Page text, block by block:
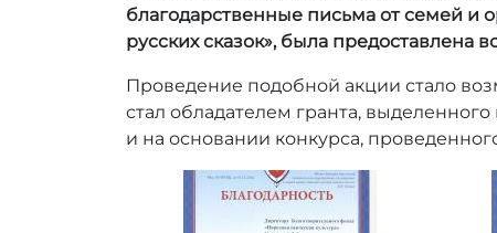
о
р
r
r
a
d
m
i
благодарственные письма от семей и
русских сказок», была предоставлена
Проведение подобной акции стало
стал обладателем гранта,
и на основании конкурса,